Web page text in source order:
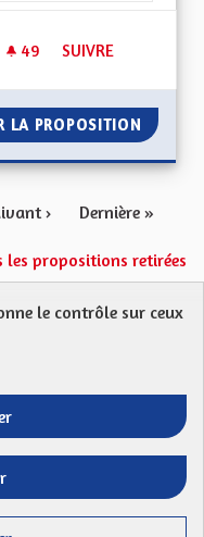
49 49 ABONNÉS
SUIVRE
LA PROPOSITION
› Dernière »
les propositions retirées
Data
- Collectivité
mains - Collectivité
vos mains - Collectivité
Entre vos mains -
(Lien externe)
le contrôle sur ceux